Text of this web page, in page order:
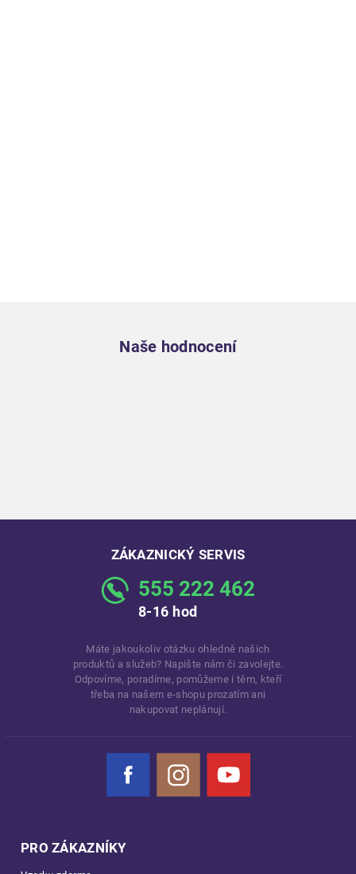
Naše hodnocení
ZÁKAZNICKÝ SERVIS
555 222 462
8-16 hod
Máte jakoukoliv otázku ohledně našich
produktů a služeb? Napište nám či zavolejte.
Odpovíme, poradíme, pomůžeme i těm, kteří
třeba na našem e-shopu prozatím ani
nakupovat neplánují.
Facebook Instagram YouTube
PRO ZÁKAZNÍKY